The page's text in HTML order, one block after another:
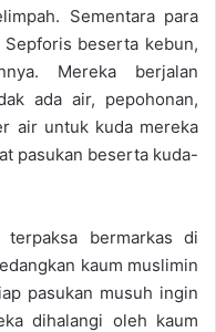
Sementara para
beserta kebun,
Mereka berjalan
ada air, pepohonan,
air untuk kuda mereka
pasukan beserta kuda-
terpaksa bermarkas di
kaum muslimin
pasukan musuh ingin
dihalangi oleh kaum